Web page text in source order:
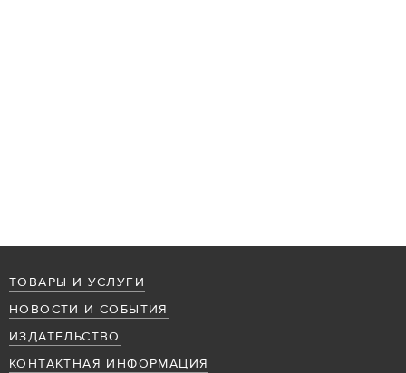
ТОВАРЫ И УСЛУГИ
НОВОСТИ И СОБЫТИЯ
ИЗДАТЕЛЬСТВО
КОНТАКТНАЯ ИНФОРМАЦИЯ